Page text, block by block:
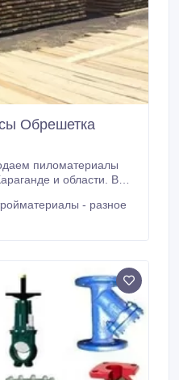
Обрешетка
пиломатериалы
и области. В
- OSB - Профлист.
Российский лес.
- разное